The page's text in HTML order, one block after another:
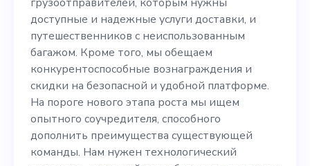
обещаем
конкурентоспособные
вознаграждения и скидки
на безопасной и удобной
платформе. На пороге
нового этапа роста мы
доступные и надежные услуги доставки, и
путешественников с неиспользованным
багажом. Кроме того, мы обещаем
конкурентоспособные вознаграждения и
скидки на безопасной и удобной платформе.
На пороге нового этапа роста мы ищем
опытного соучредителя, способного
дополнить преимущества существующей
команды. Нам нужен технологический